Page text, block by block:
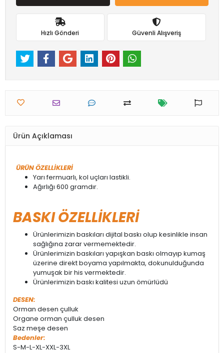
Hızlı Gönderi Güvenli Alışveriş
Ürün Açıklaması
ÜRÜN ÖZELLİKLERİ
Yarı fermuarlı, kol uçları lastikli.
Ağırlığı 600 gramdır.
BASKI ÖZELLİKLERİ
Ürünlerimizin baskıları dijital baskı olup kesinlikle insan
sağlığına zarar vermemektedir.
Ürünlerimizin baskıları yapışkan baskı olmayıp kumaş
üzerine direkt boyama yapılmakta, dokunulduğunda
yumuşak bir his vermektedir.
Ürünlerimizin baskı kalitesi uzun ömürlüdü
DESEN:
Orman desen çulluk
Organe orman çulluk desen
Saz meşe desen
Bedenler:
S-M-L-XL-XXL-3XL